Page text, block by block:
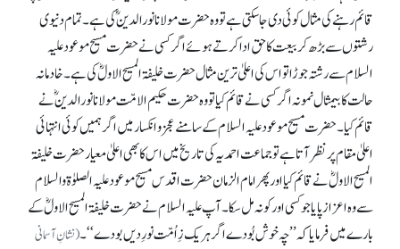
قائم رہنے کی مثال کوئی دی جا سکتی ہے تو وہ حضرت مولانا نورالدینؓ کی ہے۔ تمام دنیوی
رشتوں سے بڑھ کر بیعت کا حق ادا کرتے ہوئے اگر کسی نے حضرت مسیح موعود علیہ
السلام سے رشتہ جوڑا تو اس کی اعلیٰ ترین مثال حضرت خلیفۃ المسیح الاولؓ کی ہے۔ خادمانہ
حالت کا بیمثال نمونہ اگر کسی نے قائم کیا تو وہ حضرت حکیم الامّت مولانا نورالدینؓ نے
قائم کیا۔ حضرت مسیح موعود علیہ السلام کے سامنے عجز و انکسار میں اگر ہمیں کوئی انتہائی
اعلیٰ مقام پر نظر آتا ہے تو جماعت احمدیہ کی تاریخ میں اس کا بھی اعلیٰ معیار حضرت خلیفۃ
المسیح الاولؓ نے قائم کیا اور پھر امام الزمان حضرت اقدس مسیح موعود علیہ الصلوٰۃ والسلام
سے وہ اعزاز پایا جو کسی اور کو نہ مل سکا۔ آپ علیہ السلام نے حضرت خلیفۃ المسیح الاولؓ کے
بارے میں فرمایا کہ ’’چہ خوش بُودے اگر ہر یک زِ اُمّت نورِ دیں بودے‘‘۔(نشانِ آسمانی